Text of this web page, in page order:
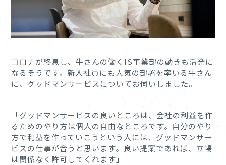
コロナが終息し、牛さんの働くIS事業部の動きも活発に
なるそうです。新入社員にも人気の部署を率いる牛さん
に、グッドマンサービスについてお伺いしました。
「グッドマンサービスの良いところは、会社の利益を作
るためのやり方は個人の自由なところです。自分のやり
方で利益を作っていこうという人には、グッドマンサー
ビスの仕事が合うと思います。良い提案であれば、立場
は関係なく許可してくれます」